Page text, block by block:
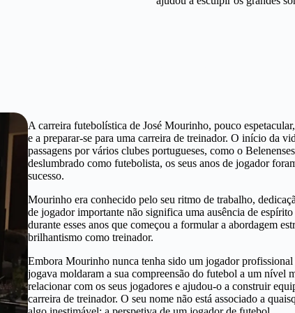
A carreira futebolística de José Mourinho, pouco
e a preparar-se para uma carreira de treinador. O início da
passagens por vários clubes portugueses, como o
deslumbrado como futebolista, os seus anos de jogador
sucesso.
Mourinho era conhecido pelo seu ritmo de trabalho,
de jogador importante não significa uma ausência de
durante esses anos que começou a formular a abordagem
brilhantismo como treinador.
Embora Mourinho nunca tenha sido um jogador
jogava moldaram a sua compreensão do futebol a um nível
relacionar com os seus jogadores e ajudou-o a construir
carreira de treinador. O seu nome não está associado a